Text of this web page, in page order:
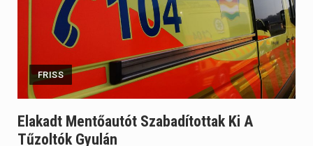
FRISS
Elakadt Mentőautót Szabadítottak Ki A
Tűzoltók Gyulán